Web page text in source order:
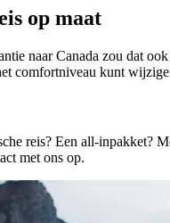
op maat
naar Canada zou dat
comfortniveau kunt
reis? Een all-inpakket?
met ons op.